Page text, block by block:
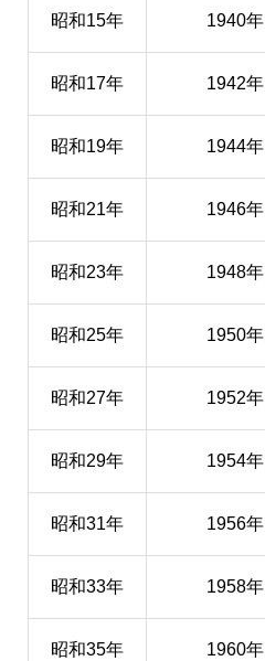
昭和15年 1940年
昭和17年 1942年
昭和19年 1944年
昭和21年 1946年
昭和23年 1948年
昭和25年 1950年
昭和27年 1952年
昭和29年 1954年
昭和31年 1956年
昭和33年 1958年
昭和35年 1960年